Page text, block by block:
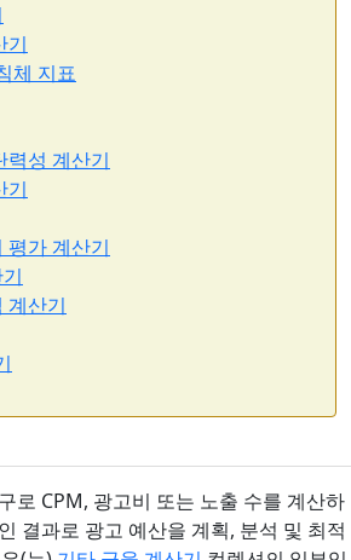
기
체 지표
력성 계산기
기
평가 계산기
계산기
로 CPM, 광고비 또는 노출 수를 계산하
결과로 광고 예산을 계획, 분석 및 최적